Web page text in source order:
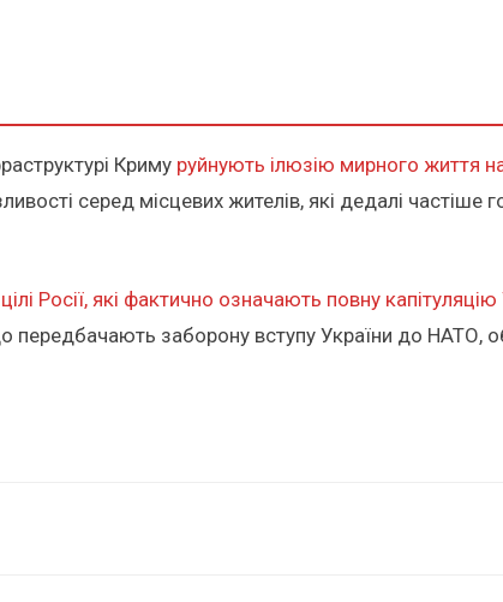
Криму руйнують ілюзію мирного життя на
серед місцевих жителів, які дедалі частіше
Росії, які фактично означають повну капітуляцію
заборону вступу України до НАТО,